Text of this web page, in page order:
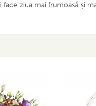
ziua mai frumoasă și